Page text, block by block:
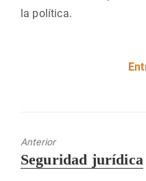
la política.
Anterior
Entrada
Seguridad jurídica